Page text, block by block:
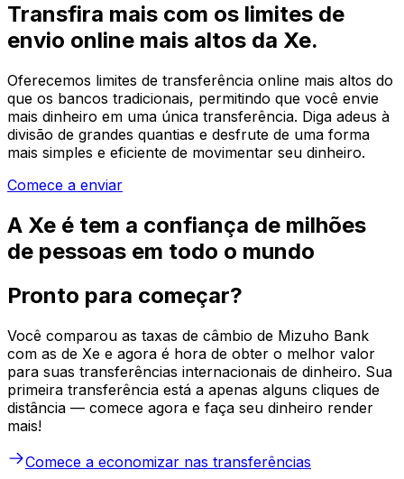
Transfira mais com os limites de
envio online mais altos da Xe.
Oferecemos limites de transferência online mais altos do
que os bancos tradicionais, permitindo que você envie
mais dinheiro em uma única transferência. Diga adeus à
divisão de grandes quantias e desfrute de uma forma
mais simples e eficiente de movimentar seu dinheiro.
Comece a enviar
A Xe é tem a confiança de milhões
de pessoas em todo o mundo
Pronto para começar?
Você comparou as taxas de câmbio de Mizuho Bank
com as de Xe e agora é hora de obter o melhor valor
para suas transferências internacionais de dinheiro. Sua
primeira transferência está a apenas alguns cliques de
distância — comece agora e faça seu dinheiro render
mais!
Comece a economizar nas transferências